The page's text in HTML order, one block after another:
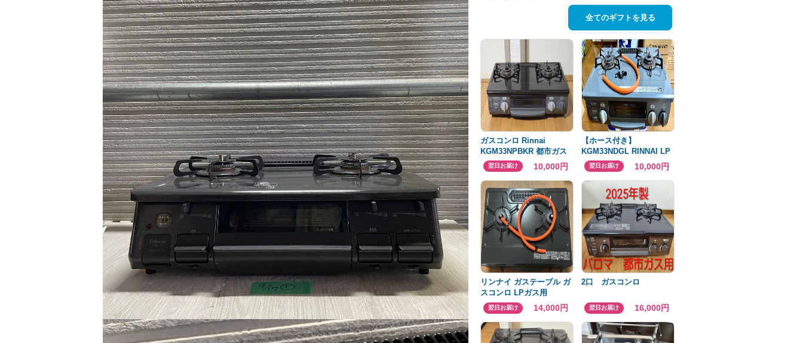
全てのギフトを見る
ガスコンロ Rinnai
KGM33NPBKR 都市ガス
用 グリル未使用
翌日お届け 10,000円
【ホース付き】
KGM33NDGL RINNAI LP
プロパンガス ガスコン
ロ
翌日お届け 10,000円
リンナイ ガステーブル ガ
スコンロ LPガス用
翌日お届け 14,000円
2口 ガスコンロ
翌日お届け 16,000円